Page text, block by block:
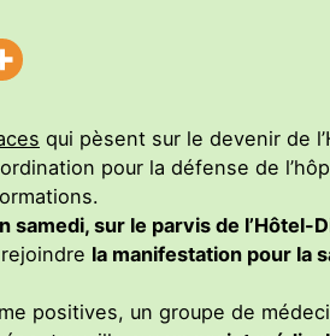
qui pèsent sur le devenir de
pour la défense de
samedi, sur le parvis de l’Hôtel-
la manifestation pour la
positives, un groupe de